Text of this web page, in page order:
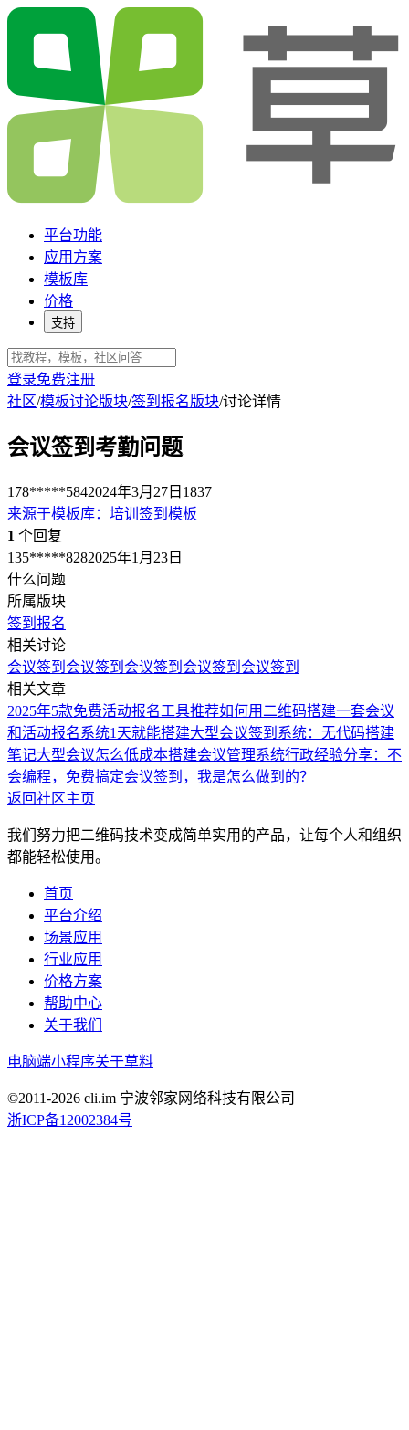
平台功能
应用方案
模板库
价格
支持
登录免费注册
社区/模板讨论版块/签到报名版块/讨论详情
会议签到考勤问题
178*****5842024年3月27日 1837
来源于模板库： 培训签到模板
1 个回复
135*****8282025年1月23日
什么问题
所属版块
签到报名
相关讨论
会议签到 会议签到 会议签到 会议签到 会议签到
相关文章
2025年5款免费活动报名工具推荐如何用二维码搭建一套会议
和活动报名系统1天就能搭建大型会议签到系统：无代码搭建
笔记大型会议怎么低成本搭建会议管理系统行政经验分享：不
会编程，免费搞定会议签到，我是怎么做到的？
返回社区主页
我们努力把二维码技术变成简单实用的产品，让每个人和组织
都能轻松使用。
首页
平台介绍
场景应用
行业应用
价格方案
帮助中心
关于我们
电脑端小程序关于草料
©2011-2026 cli.im 宁波邻家网络科技有限公司
浙ICP备12002384号